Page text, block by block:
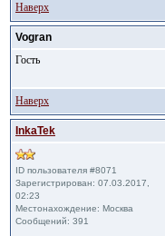
Наверх
Vogran
Гость
Наверх
InkaTek
ID пользователя #8071
Зарегистрирован: 07.03.2017,
02:23
Местонахождение: Москва
Сообщений: 391